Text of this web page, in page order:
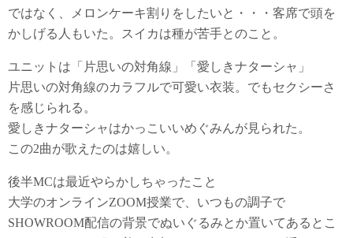
ではなく、メロンケーキ割りをしたいと・・・客席で頭を
かしげる人もいた。スイカは種が苦手とのこと。
ユニットは「片思いの対角線」「愛しきナターシャ」
片思いの対角線のカラフルで可愛い衣装。でもセクシーさ
を感じられる。
愛しきナターシャはかっこいいめぐみんが見られた。
この2曲が歌えたのは嬉しい。
後半MCは最近やらかしちゃったこと
大学のオンラインZOOM授業で、いつもの調子で
SHOWROOM配信の背景でぬいぐるみとか置いてあるとこ